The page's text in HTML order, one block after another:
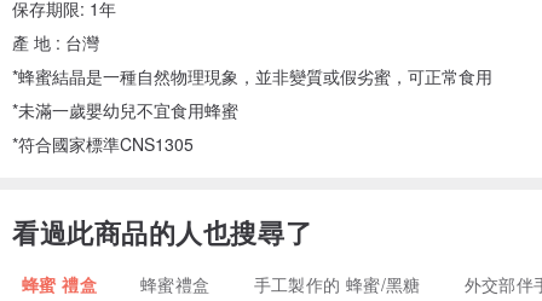
保存期限: 1年
產 地 : 台灣
*蜂蜜結晶是一種自然物理現象，並非變質或假劣蜜，可正常食用
*未滿一歲嬰幼兒不宜食用蜂蜜
*符合國家標準CNS1305
看過此商品的人也搜尋了
蜂蜜 禮盒 蜂蜜禮盒 手工製作的 蜂蜜/黑糖 外交部伴